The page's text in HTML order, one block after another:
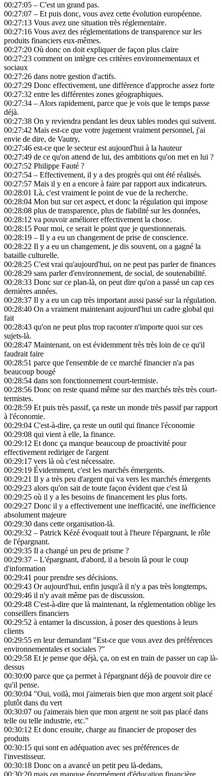
00:27:05 – C'est un grand pas.
00:27:07 – Et puis donc, vous avez cette évolution européenne.
00:27:13 Vous avez une situation très réglementaire.
00:27:16 Vous avez des réglementations de transparence sur les
produits financiers eux-mêmes.
00:27:20 Où donc on doit expliquer de façon plus claire
00:27:23 comment on intègre ces critères environnementaux et
sociaux
00:27:26 dans notre gestion d'actifs.
00:27:29 Donc effectivement, une différence d'approche assez forte
00:27:32 entre les différentes zones géographiques.
00:27:34 – Alors rapidement, parce que je vois que le temps passe
déjà.
00:27:38 On y reviendra pendant les deux tables rondes qui suivent.
00:27:42 Mais est-ce que votre jugement vraiment personnel, j'ai
envie de dire, de Vautry,
00:27:46 est-ce que le secteur est aujourd'hui à la hauteur
00:27:49 de ce qu'on attend de lui, des ambitions qu'on met en lui ?
00:27:52 Philippe Fauté ?
00:27:54 – Effectivement, il y a des progrès qui ont été réalisés.
00:27:57 Mais il y en a encore à faire par rapport aux indicateurs.
00:28:01 Là, c'est vraiment le point de vue de la recherche.
00:28:04 Mon but sur cet aspect, et donc la régulation qui impose
00:28:08 plus de transparence, plus de fiabilité sur les données,
00:28:12 va pouvoir améliorer effectivement la chose.
00:28:15 Pour moi, ce serait le point que je questionnerais.
00:28:19 – Il y a eu un changement de prise de conscience.
00:28:22 Il y a eu un changement, je dis souvent, on a gagné la
bataille culturelle.
00:28:25 C'est vrai qu'aujourd'hui, on ne peut pas parler de finances
00:28:29 sans parler d'environnement, de social, de soutenabilité.
00:28:33 Donc sur ce plan-là, on peut dire qu'on a passé un cap ces
dernières années.
00:28:37 Il y a eu un cap très important aussi passé sur la régulation.
00:28:40 On a vraiment maintenant aujourd'hui un cadre global qui
fait
00:28:43 qu'on ne peut plus trop raconter n'importe quoi sur ces
sujets-là.
00:28:47 Maintenant, on est évidemment très très loin de ce qu'il
faudrait faire
00:28:51 parce que l'ensemble de ce marché financier n'a pas
beaucoup bougé
00:28:54 dans son fonctionnement court-termiste.
00:28:56 Donc on reste quand même sur des marchés très très court-
termistes.
00:28:59 Et puis très passif, ça reste un monde très passif par rapport
à l'économie.
00:29:04 C'est-à-dire, ça reste un outil qui finance l'économie
00:29:08 qui vient à elle, la finance.
00:29:12 Et donc ça manque beaucoup de proactivité pour
effectivement rediriger de l'argent
00:29:17 vers là où c'est nécessaire.
00:29:19 Évidemment, c'est les marchés émergents.
00:29:21 Il y a très peu d'argent qui va vers les marchés émergents
00:29:23 alors qu'on sait de toute façon évident que c'est là
00:29:25 où il y a les besoins de financement les plus forts.
00:29:27 Donc il y a effectivement une inefficacité, une inefficience
absolument majeure
00:29:30 dans cette organisation-là.
00:29:32 – Patrick Kézé évoquait tout à l'heure l'épargnant, le rôle
de l'épargnant.
00:29:35 Il a changé un peu de prisme ?
00:29:37 – L'épargnant, d'abord, il a besoin là pour le coup
d'information
00:29:41 pour prendre ses décisions.
00:29:43 Or aujourd'hui, enfin jusqu'à il n'y a pas très longtemps,
00:29:46 il n'y avait même pas de discussion.
00:29:48 C'est-à-dire que là maintenant, la réglementation oblige les
conseillers financiers
00:29:52 à entamer la discussion, à poser des questions à leurs
clients
00:29:55 en leur demandant "Est-ce que vous avez des préférences
environnementales et sociales ?"
00:29:58 Et je pense que déjà, ça, on est en train de passer un cap là-
dessus
00:30:00 parce que ça permet à l'épargnant déjà de pouvoir dire ce
qu'il pense.
00:30:04 "Oui, voilà, moi j'aimerais bien que mon argent soit placé
plutôt dans du vert
00:30:07 ou j'aimerais bien que mon argent ne soit pas placé dans
telle ou telle industrie, etc."
00:30:12 Et donc ensuite, charge au financier de proposer des
produits
00:30:15 qui sont en adéquation avec ses préférences de
l'investisseur.
00:30:18 Donc on a avancé un petit peu là-dedans,